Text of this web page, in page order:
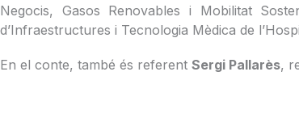
Negocis, Gasos Renovables i Mobilitat
d’Infraestructures i Tecnologia Mèdica de
En el conte, també és referent Sergi Pallarès,